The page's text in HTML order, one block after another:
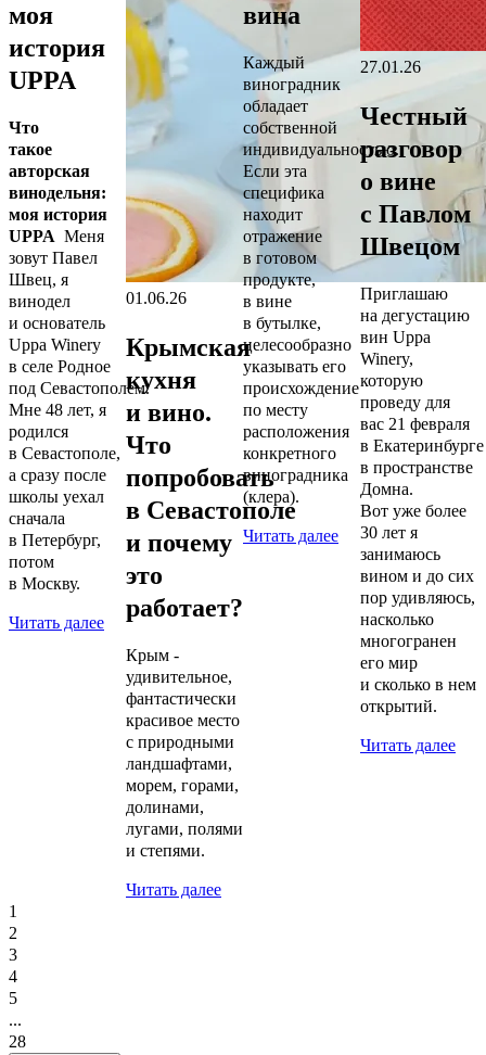
моя
история
UPPA
Что
такое
авторская
винодельня:
моя история
UPPA Меня
зовут Павел
Швец, я
винодел
и основатель
Uppa Winery
в селе Родное
под Севастополем.
Мне 48 лет, я
родился
в Севастополе,
а сразу после
школы уехал
сначала
в Петербург,
потом
в Москву.
Читать далее
01.06.26
Крымская
кухня
и вино.
Что
попробовать
в Севастополе
и почему
это
работает?
Крым -
удивительное,
фантастически
красивое место
с природными
ландшафтами,
морем, горами,
долинами,
лугами, полями
и степями.
Читать далее
вина
Каждый
виноградник
обладает
собственной
индивидуальностью.
Если эта
специфика
находит
отражение
в готовом
продукте,
в вине
в бутылке,
целесообразно
указывать его
происхождение
по месту
расположения
конкретного
виноградника
(клера).
Читать далее
27.01.26
Честный
разговор
о вине
с Павлом
Швецом
Приглашаю
на дегустацию
вин Uppa
Winery,
которую
проведу для
вас 21 февраля
в Екатеринбурге
в пространстве
Домна.
Вот уже более
30 лет я
занимаюсь
вином и до сих
пор удивляюсь,
насколько
многогранен
его мир
и сколько в нем
открытий.
Читать далее
1
2
3
4
5
...
28